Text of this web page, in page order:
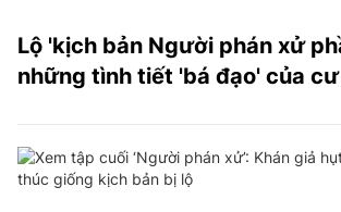
Lộ 'kịch bản Người phán xử
những tình tiết 'bá đạo' của